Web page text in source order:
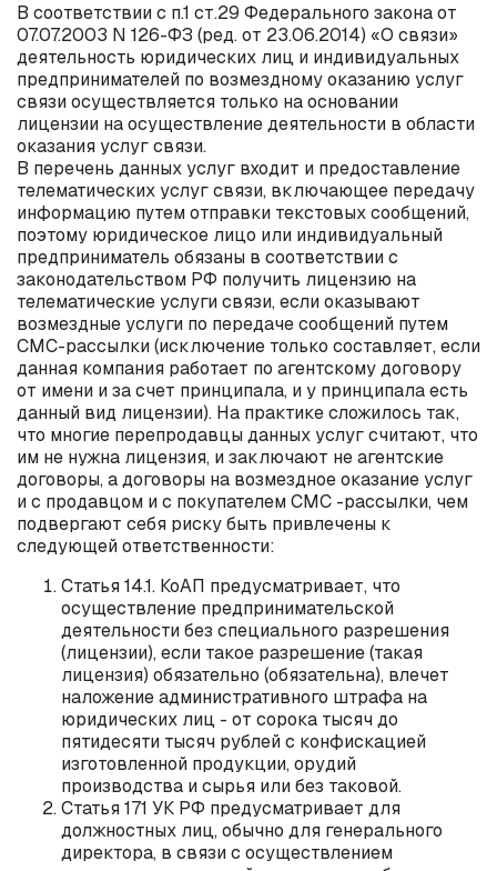
В соответствии с п.1 ст.29 Федерального закона от
07.07.2003 N 126-ФЗ (ред. от 23.06.2014) «О связи»
деятельность юридических лиц и индивидуальных
предпринимателей по возмездному оказанию услуг
связи осуществляется только на основании
лицензии на осуществление деятельности в области
оказания услуг связи.
В перечень данных услуг входит и предоставление
телематических услуг связи, включающее передачу
информацию путем отправки текстовых сообщений,
поэтому юридическое лицо или индивидуальный
предприниматель обязаны в соответствии с
законодательством РФ получить лицензию на
телематические услуги связи, если оказывают
возмездные услуги по передаче сообщений путем
СМС-рассылки (исключение только составляет, если
данная компания работает по агентскому договору
от имени и за счет принципала, и у принципала есть
данный вид лицензии). На практике сложилось так,
что многие перепродавцы данных услуг считают, что
им не нужна лицензия, и заключают не агентские
договоры, а договоры на возмездное оказание услуг
и с продавцом и с покупателем СМС -рассылки, чем
подвергают себя риску быть привлечены к
следующей ответственности:
Статья 14.1. КоАП предусматривает, что
осуществление предпринимательской
деятельности без специального разрешения
(лицензии), если такое разрешение (такая
лицензия) обязательно (обязательна), влечет
наложение административного штрафа на
юридических лиц - от сорока тысяч до
пятидесяти тысяч рублей с конфискацией
изготовленной продукции, орудий
производства и сырья или без таковой.
Статья 171 УК РФ предусматривает для
должностных лиц, обычно для генерального
директора, в связи с осуществлением